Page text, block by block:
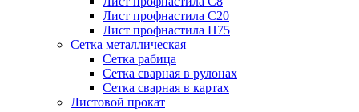
Лист профнастила С20
Лист профнастила Н75
Сетка металлическая
Сетка рабица
Сетка сварная в рулонах
Сетка сварная в картах
Листовой прокат